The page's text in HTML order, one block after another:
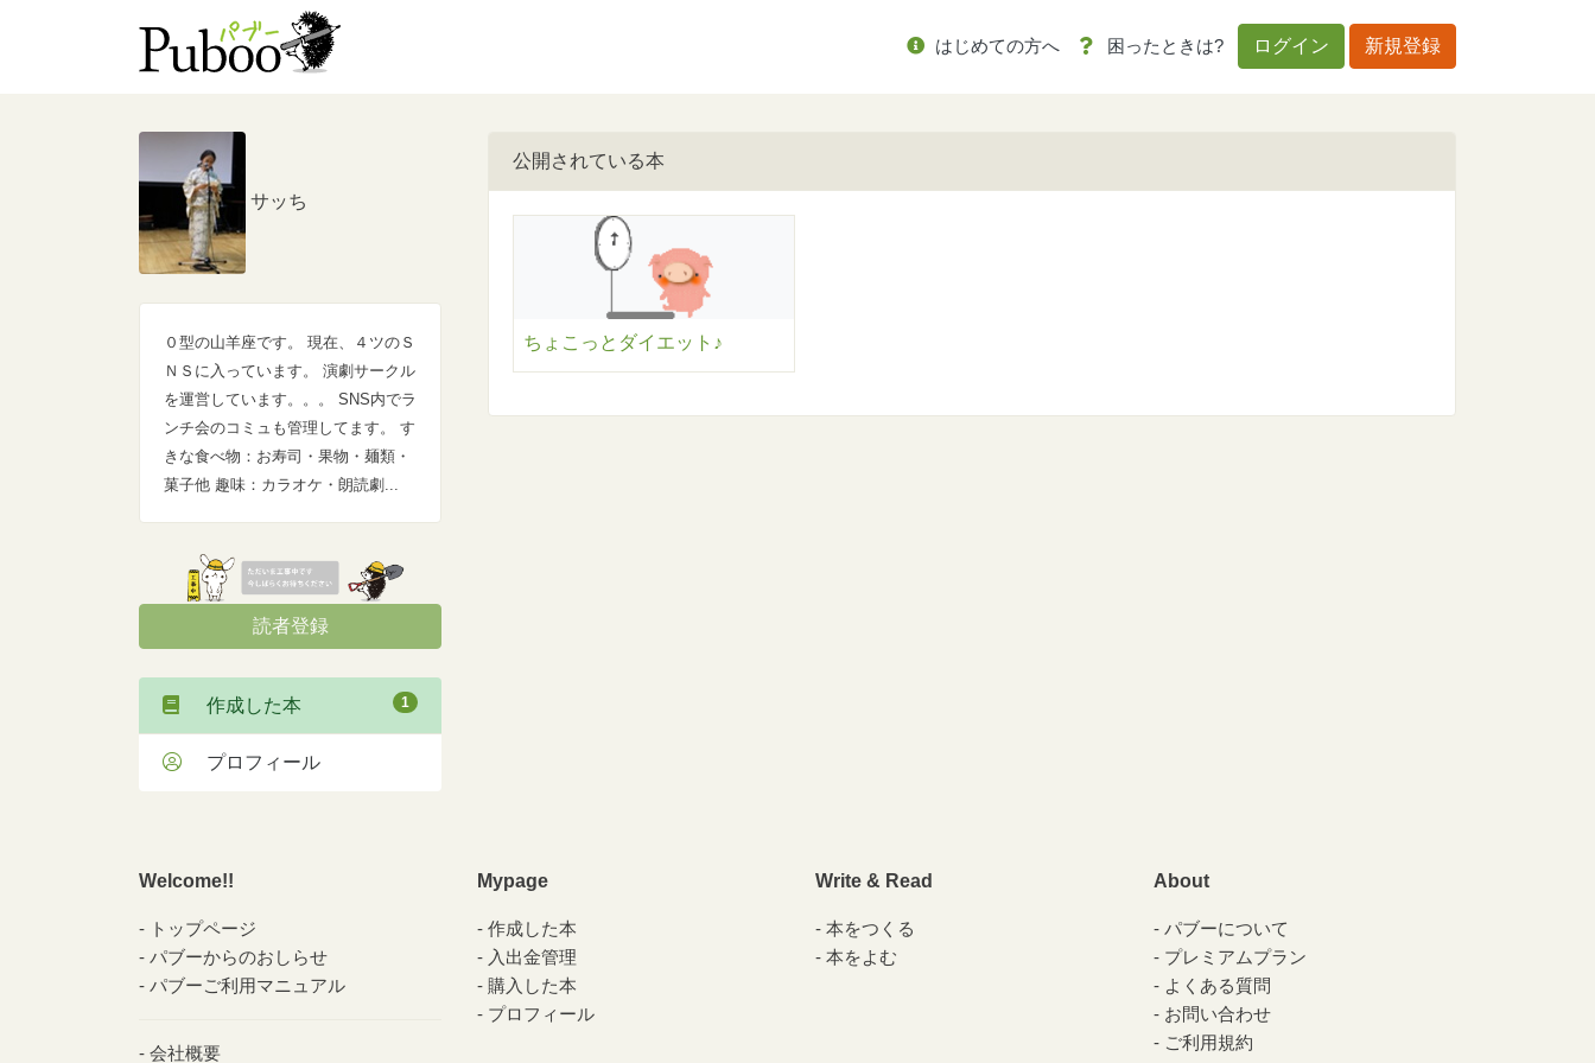
はじめての方へ 困ったときは? ログイン 新規登録
公開されている本
ちょこっとダイエット♪
サッち
０型の山羊座です。 現在、４ツのＳ
ＮＳに入っています。 演劇サークル
を運営しています。。。 SNS内でラ
ンチ会のコミュも管理してます。 す
きな食べ物：お寿司・果物・麺類・
菓子他 趣味：カラオケ・朗読劇...
読者登録
作成した本 1
プロフィール
Welcome!!
トップページ
パブーからのおしらせ
パブーご利用マニュアル
会社概要
Mypage
作成した本
入出金管理
購入した本
プロフィール
Write & Read
本をつくる
本をよむ
About
パブーについて
プレミアムプラン
よくある質問
お問い合わせ
ご利用規約